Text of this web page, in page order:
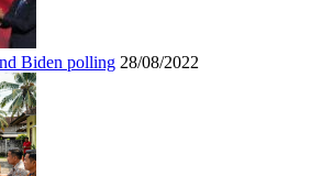
Biden polling 28/08/2022